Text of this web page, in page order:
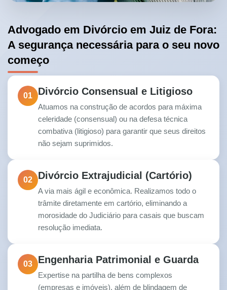
Advogado em Divórcio em Juiz de Fora:
A segurança necessária para o seu novo
começo
01 Divórcio Consensual e Litigioso
Atuamos na construção de acordos para máxima
celeridade (consensual) ou na defesa técnica
combativa (litigioso) para garantir que seus direitos
não sejam suprimidos.
02 Divórcio Extrajudicial (Cartório)
A via mais ágil e econômica. Realizamos todo o
trâmite diretamente em cartório, eliminando a
morosidade do Judiciário para casais que buscam
resolução imediata.
03 Engenharia Patrimonial e Guarda
Expertise na partilha de bens complexos
(empresas e imóveis), além de blindagem de